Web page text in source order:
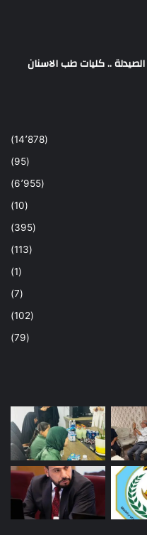
.. كليات طب الاسنان
(14٬878)
(95)
(6٬955)
(10)
(395)
(113)
(1)
(7)
(102)
(79)